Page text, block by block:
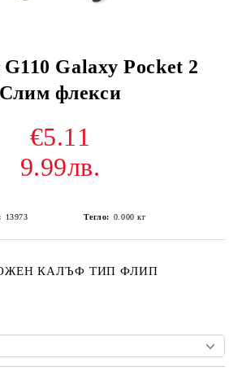
G110 Galaxy Pocket 2
Слим флекси
€5.11
9.99лв.
13973 Тегло: 0.000 кг
КАЛЪФ ТИП ФЛИП